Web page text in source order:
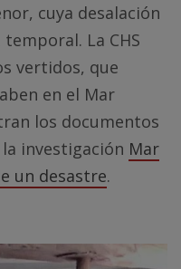
cuya desalación
La CHS
vertidos, que
en el Mar
los documentos
la investigación Mar
un desastre.